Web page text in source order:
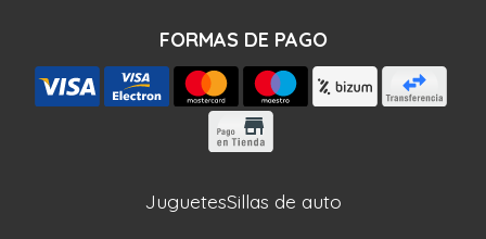
FORMAS DE PAGO
JuguetesSillas de auto